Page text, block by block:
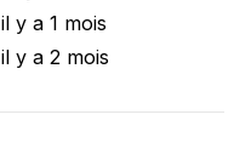
il y a 1 mois
il y a 2 mois